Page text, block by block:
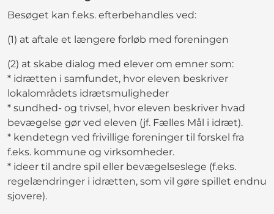
Besøget kan f.eks. efterbehandles ved:
(1) at aftale et længere forløb med foreningen
(2) at skabe dialog med elever om emner som:
* idrætten i samfundet, hvor eleven beskriver
lokalområdets idrætsmuligheder
* sundhed- og trivsel, hvor eleven beskriver hvad
bevægelse gør ved eleven (jf. Fælles Mål i idræt).
* kendetegn ved frivillige foreninger til forskel fra
f.eks. kommune og virksomheder.
* ideer til andre spil eller bevægelseslege (f.eks.
regelændringer i idrætten, som vil gøre spillet endnu
sjovere).